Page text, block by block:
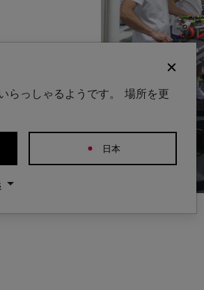
らっしゃるようです。 場所を更
日本